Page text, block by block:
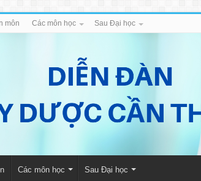
môn Các môn học Sau Đại học
Các môn học Sau Đại học